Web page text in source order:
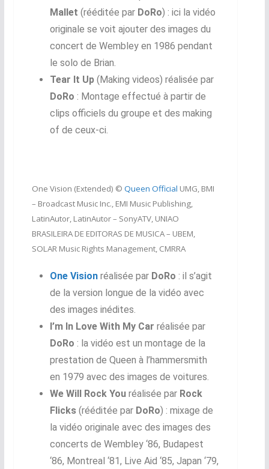
Mallet (rééditée par DoRo) : ici la vidéo
originale se voit ajouter des images du
concert de Wembley en 1986 pendant
le solo de Brian.
Tear It Up(Making videos) réalisée par
DoRo : Montage effectué à partir de
clips officiels du groupe et des making
of de ceux-ci.
One Vision (Extended) © Queen Official UMG, BMI
– Broadcast Music Inc., EMI Music Publishing,
LatinAutor, LatinAutor – SonyATV, UNIAO
BRASILEIRA DE EDITORAS DE MUSICA – UBEM,
SOLAR Music Rights Management, CMRRA
One Visionréalisée par DoRo : il s’agit
de la version longue de la vidéo avec
des images inédites.
I’m In Love With My Car réalisée par
DoRo : la vidéo est un montage de la
prestation de Queen à l’hammersmith
en 1979 avec des images de voitures.
We Will Rock Youréalisée par Rock
Flicks(rééditée par DoRo) : mixage de
la vidéo originale avec des images des
concerts de Wembley ‘86, Budapest
‘86, Montreal ‘81, Live Aid ‘85, Japan ‘79,